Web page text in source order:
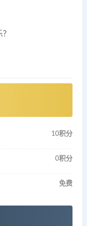
10积分
0积分
免费